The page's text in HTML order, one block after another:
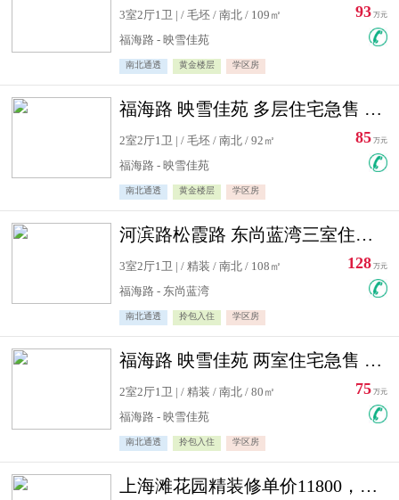
3室2厅1卫 | / 毛坯 / 南北 / 109㎡
福海路 - 映雪佳苑
南北通透 黄金楼层 学区房
93 万元
福海路 映雪佳苑 多层住宅急售 可公积金贷款
2室2厅1卫 | / 毛坯 / 南北 / 92㎡
福海路 - 映雪佳苑
南北通透 黄金楼层 学区房
85 万元
河滨路松霞路 东尚蓝湾三室住宅急售
3室2厅1卫 | / 精装 / 南北 / 108㎡
福海路 - 东尚蓝湾
南北通透 拎包入住 学区房
128 万元
福海路 映雪佳苑 两室住宅急售 可公积金贷款
2室2厅1卫 | / 精装 / 南北 / 80㎡
福海路 - 映雪佳苑
南北通透 拎包入住 学区房
75 万元
上海滩花园精装修单价11800，价格最低的两居室，无敌视野